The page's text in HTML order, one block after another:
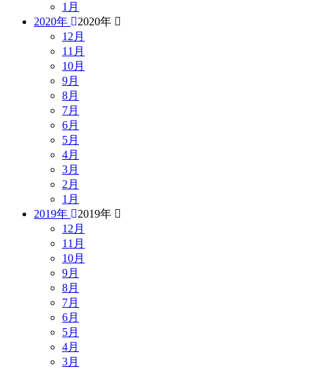
1月
2020年
2020年
12月
11月
10月
9月
8月
7月
6月
5月
4月
3月
2月
1月
2019年
2019年
12月
11月
10月
9月
8月
7月
6月
5月
4月
3月